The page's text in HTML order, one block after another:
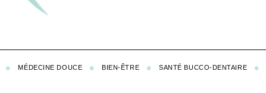
MÉDECINE DOUCE BIEN-ÊTRE SANTÉ BUCCO-DENTAIRE